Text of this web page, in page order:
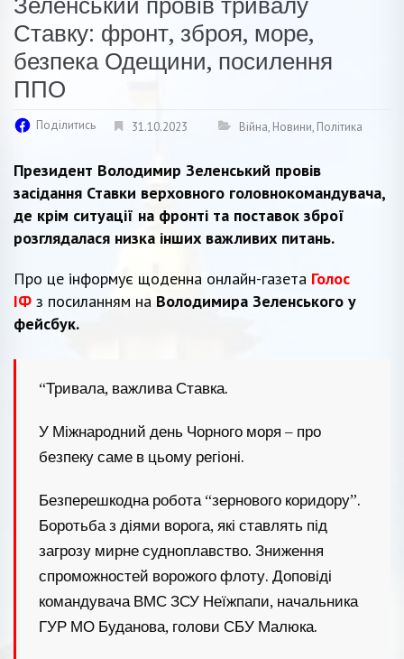
Ставку: фронт, зброя, море,
безпека Одещини, посилення
ППО
Поділитись 31.10.2023 Війна, Новини, Політика
Президент Володимир Зеленський провів
засідання Ставки верховного головнокомандувача,
де крім ситуації на фронті та поставок зброї
розглядалася низка інших важливих питань.
Про це інформує щоденна онлайн-газета Голос
ІФ з посиланням на Володимира Зеленського у
фейсбук.
“Тривала, важлива Ставка.
У Міжнародний день Чорного моря – про
безпеку саме в цьому регіоні.
Безперешкодна робота “зернового коридору”.
Боротьба з діями ворога, які ставлять під
загрозу мирне судноплавство. Зниження
спроможностей ворожого флоту. Доповіді
командувача ВМС ЗСУ Неїжпапи, начальника
ГУР МО Буданова, голови СБУ Малюка.